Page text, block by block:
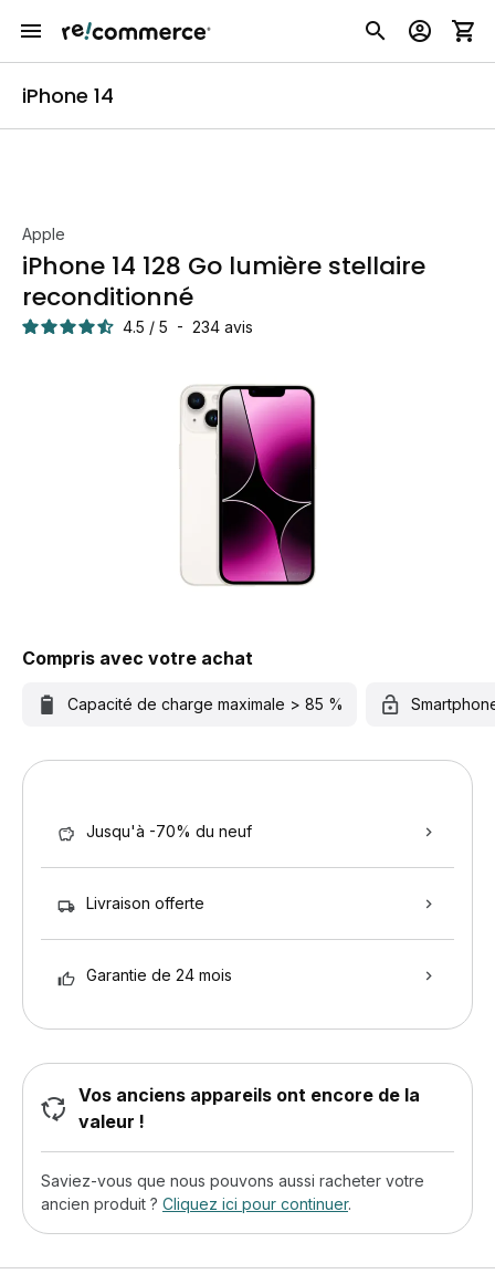
iPhone 14
Apple
iPhone 14 128 Go lumière stellaire
reconditionné
4.5 / 5 - 234 avis
Compris avec votre achat
Capacité de charge maximale > 85 %
Jusqu'à -70% du neuf
Livraison offerte
Garantie de 24 mois
Vos anciens appareils ont encore de la
valeur !
Saviez-vous que nous pouvons aussi racheter votre
ancien produit ? Cliquez ici pour continuer.